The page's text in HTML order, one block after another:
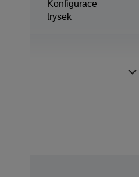
Konfigurace
trysek